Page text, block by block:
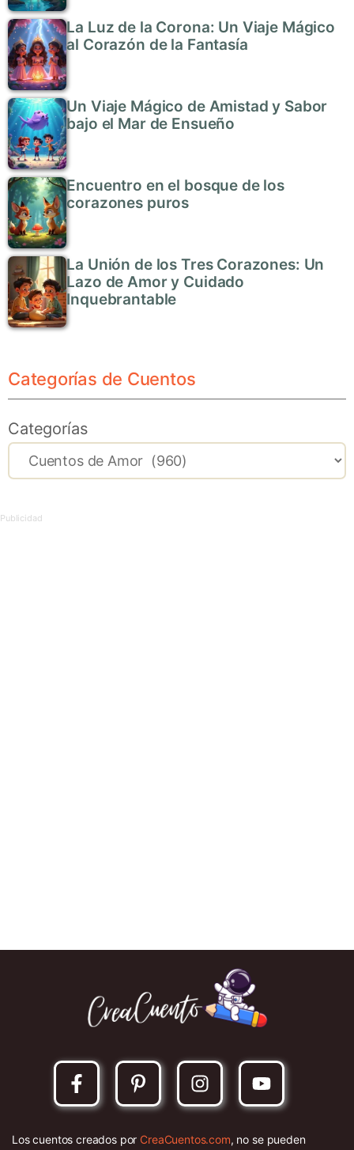
La Luz de la Corona: Un Viaje Mágico
al Corazón de la Fantasía
Un Viaje Mágico de Amistad y Sabor
bajo el Mar de Ensueño
Encuentro en el bosque de los
corazones puros
La Unión de los Tres Corazones: Un
Lazo de Amor y Cuidado
Inquebrantable
Categorías de Cuentos
Categorías
Los cuentos creados por CreaCuentos.com, no se pueden